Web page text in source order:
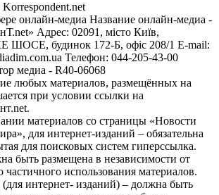
онлайн-медиа Название онлайн-медиа -
Адрес: 02091, місто Київ,
будинок 172-Б, офіс 208/1 E-mail:
Телефон: 044-205-43-00
медиа - R40-06068
любых материалов, размещённых на
при условии ссылки на
материалов со страницы «Новости
для интернет-изданий – обязательна
для поисковых систем гиперссылка.
быть размещена в независимости от
частичного использования материалов.
интернет- изданий) – должна быть